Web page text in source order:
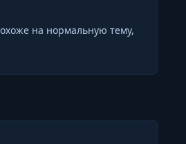
на нормальную тему,